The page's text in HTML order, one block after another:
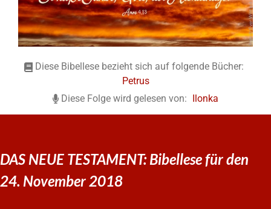
Diese Bibellese bezieht sich auf folgende Bücher:
Petrus
Diese Folge wird gelesen von: Ilonka
DAS NEUE TESTAMENT: Bibellese für den
24. November 2018